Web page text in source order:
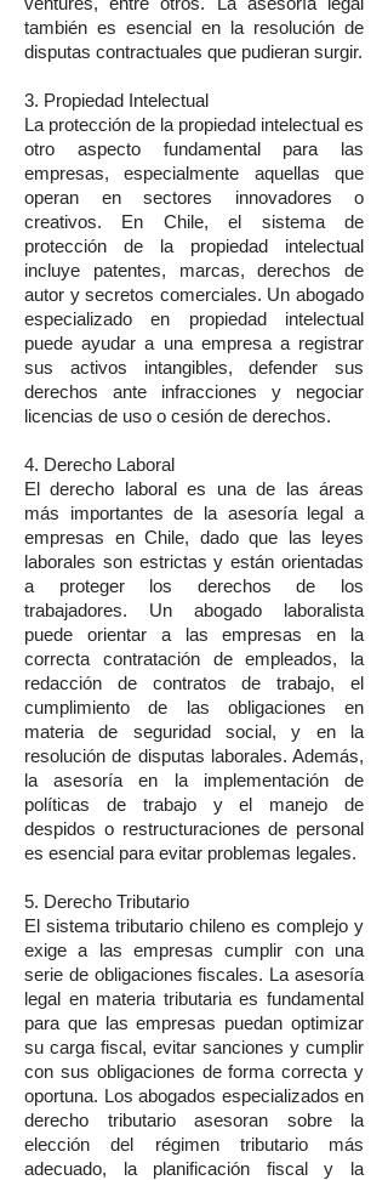
también es esencial en la resolución de
disputas contractuales que pudieran surgir.
3. Propiedad Intelectual
La protección de la propiedad intelectual es
otro aspecto fundamental para las
empresas, especialmente aquellas que
operan en sectores innovadores o
creativos. En Chile, el sistema de
protección de la propiedad intelectual
incluye patentes, marcas, derechos de
autor y secretos comerciales. Un abogado
especializado en propiedad intelectual
puede ayudar a una empresa a registrar
sus activos intangibles, defender sus
derechos ante infracciones y negociar
licencias de uso o cesión de derechos.
4. Derecho Laboral
El derecho laboral es una de las áreas
más importantes de la asesoría legal a
empresas en Chile, dado que las leyes
laborales son estrictas y están orientadas
a proteger los derechos de los
trabajadores. Un abogado laboralista
puede orientar a las empresas en la
correcta contratación de empleados, la
redacción de contratos de trabajo, el
cumplimiento de las obligaciones en
materia de seguridad social, y en la
resolución de disputas laborales. Además,
la asesoría en la implementación de
políticas de trabajo y el manejo de
despidos o restructuraciones de personal
es esencial para evitar problemas legales.
5. Derecho Tributario
El sistema tributario chileno es complejo y
exige a las empresas cumplir con una
serie de obligaciones fiscales. La asesoría
legal en materia tributaria es fundamental
para que las empresas puedan optimizar
su carga fiscal, evitar sanciones y cumplir
con sus obligaciones de forma correcta y
oportuna. Los abogados especializados en
derecho tributario asesoran sobre la
elección del régimen tributario más
adecuado, la planificación fiscal y la